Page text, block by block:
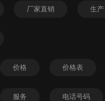
厂家直销 生产
价格 价格表
服务 电话号码